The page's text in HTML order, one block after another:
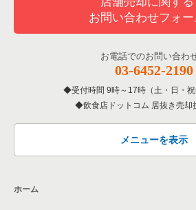
お問い合わせフォー
お電話でのお問い合わ
03-6452-2190
受付時間 9時～17時（土・日・祝
飲食店ドットコム 居抜き売却
メニューを表示
ホーム